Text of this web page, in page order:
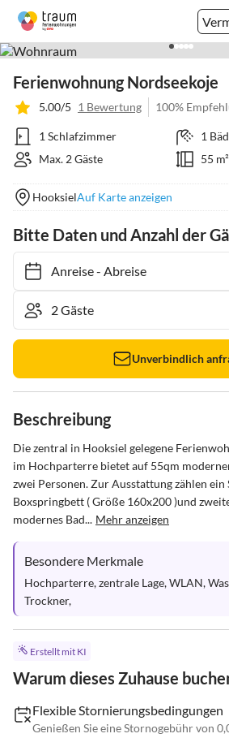
Ferienwohnung Nordseekoje
5.00/5 1 Bewertung 100%
1 Schlafzimmer
1
Max. 2 Gäste
55 m²
HooksielAuf Karte anzeigen
Bitte Daten und Anzahl der
Anreise- Abreise
Unverbindlich
Beschreibung
Die zentral in Hooksiel gelegene
im Hochparterre bietet auf 55qm
zwei Personen. Zur Ausstattung zählen
Boxspringbett ( Größe 160x200 )und
modernes Bad... Mehr anzeigen
Besondere Merkmale
Hochparterre, zentrale Lage, WLAN,
Trockner,
Erstellt mit KI
Warum dieses Zuhause
Flexible Stornierungsbedingungen
Genießen Sie eine Stornogebühr von